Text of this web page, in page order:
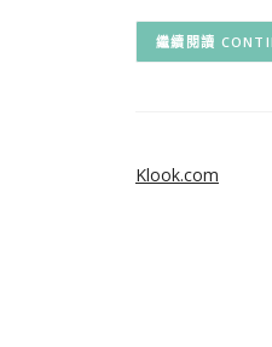
Klook.com